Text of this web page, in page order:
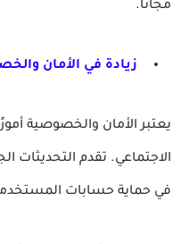
مجاناً.
زيادة في الأمان
يعتبر الأمان والخصوصية
الاجتماعي. تقدم التحديثات
في حماية حسابات